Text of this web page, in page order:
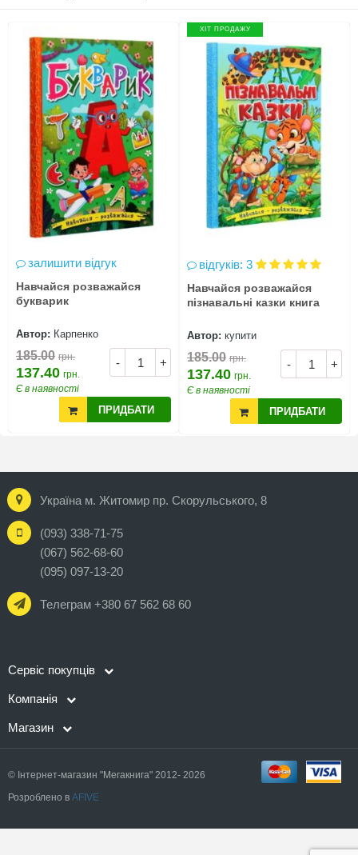
залишити відгук
Навчайся розважайся
букварик
Автор: Карпенко
- +
185.00 грн.
137.40 грн.
Є в наявності
ПРИДБАТИ
ХІТ ПРОДАЖУ
відгуків: 3
Навчайся розважайся
пізнавальні казки книга
Автор: купити
- +
185.00 грн.
137.40 грн.
Є в наявності
ПРИДБАТИ
Україна м. Житомир пр. Скорульського, 8
(093) 338-71-75
(067) 562-68-60
(095) 097-13-20
Телеграм +380 67 562 68 60
Сервіс покупців
Компанія
Магазин
© Інтернет-магазин "Мегакнига" 2012- 2026
Розроблено в AFIVE